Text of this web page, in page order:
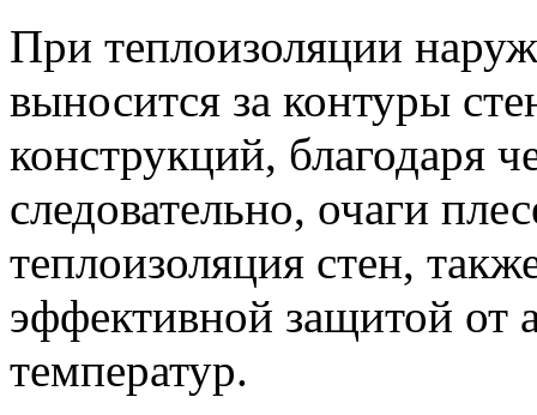
При теплоизоляции
выносится за контуры
конструкций, благодаря
следовательно, очаги
теплоизоляция стен,
эффективной защитой от
температур.